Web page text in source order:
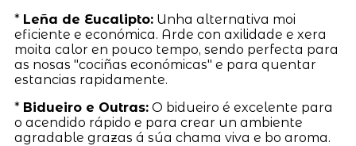
* Leña de Eucalipto:Unha alternativa moi
eficiente e económica. Arde con axilidade e xera
moita calor en pouco tempo, sendo perfecta para
as nosas "cociñas económicas" e para quentar
estancias rapidamente.
* Bidueiro e Outras:O bidueiro é excelente para
o acendido rápido e para crear un ambiente
agradable grazas á súa chama viva e bo aroma.